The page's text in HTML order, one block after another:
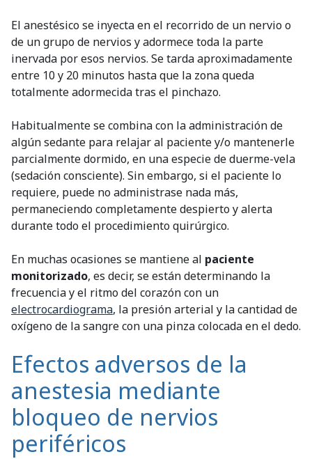
El anestésico se inyecta en el recorrido de un nervio o
de un grupo de nervios y adormece toda la parte
inervada por esos nervios. Se tarda aproximadamente
entre 10 y 20 minutos hasta que la zona queda
totalmente adormecida tras el pinchazo.
Habitualmente se combina con la administración de
algún sedante para relajar al paciente y/o mantenerle
parcialmente dormido, en una especie de duerme-vela
(sedación consciente). Sin embargo, si el paciente lo
requiere, puede no administrase nada más,
permaneciendo completamente despierto y alerta
durante todo el procedimiento quirúrgico.
En muchas ocasiones se mantiene al paciente
monitorizado, es decir, se están determinando la
frecuencia y el ritmo del corazón con un
electrocardiograma, la presión arterial y la cantidad de
oxígeno de la sangre con una pinza colocada en el dedo.
Efectos adversos de la
anestesia mediante
bloqueo de nervios
periféricos